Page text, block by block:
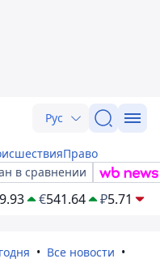
Рус
Право
в сравнении
€541.64 ₽5.71
Все новости